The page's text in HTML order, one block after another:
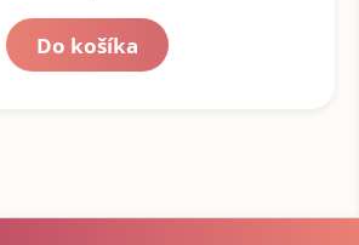
Do košíka